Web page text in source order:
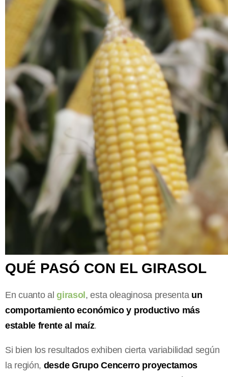
QUÉ PASÓ CON EL GIRASOL
En cuanto algirasol, esta oleaginosa presenta un
comportamiento económico y productivo más
estable frente al maíz.
Si bien los resultados exhiben cierta variabilidad según
la región, desde Grupo Cencerro proyectamos